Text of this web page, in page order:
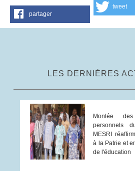
partager
tweet
LES DERNIÈRES
Montée
personnels
MESRI
à la Patrie et
de l'éducation